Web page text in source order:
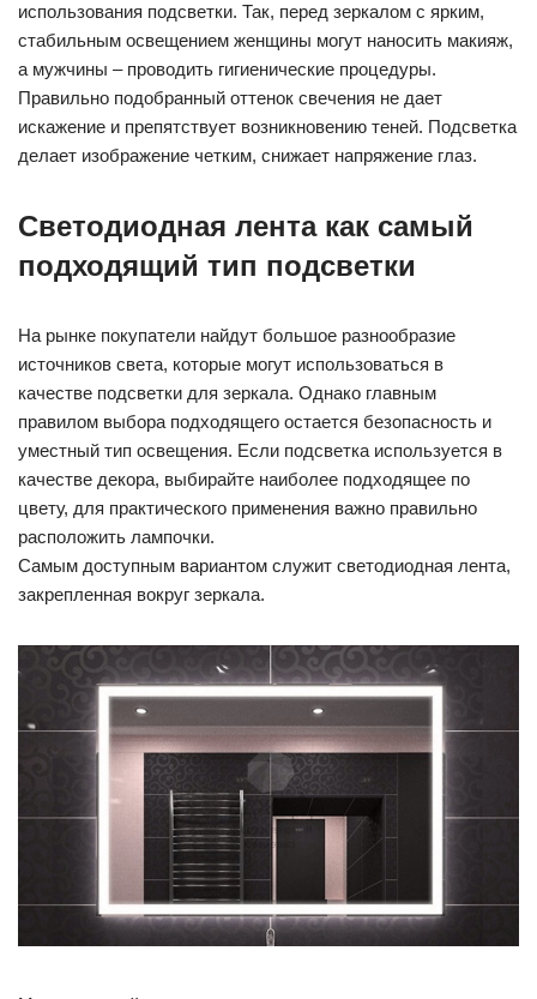
использования подсветки. Так, перед зеркалом с ярким,
стабильным освещением женщины могут наносить макияж,
а мужчины – проводить гигиенические процедуры.
Правильно подобранный оттенок свечения не дает
искажение и препятствует возникновению теней. Подсветка
делает изображение четким, снижает напряжение глаз.
Светодиодная лента как самый
подходящий тип подсветки
На рынке покупатели найдут большое разнообразие
источников света, которые могут использоваться в
качестве подсветки для зеркала. Однако главным
правилом выбора подходящего остается безопасность и
уместный тип освещения. Если подсветка используется в
качестве декора, выбирайте наиболее подходящее по
цвету, для практического применения важно правильно
расположить лампочки.
Самым доступным вариантом служит светодиодная лента,
закрепленная вокруг зеркала.